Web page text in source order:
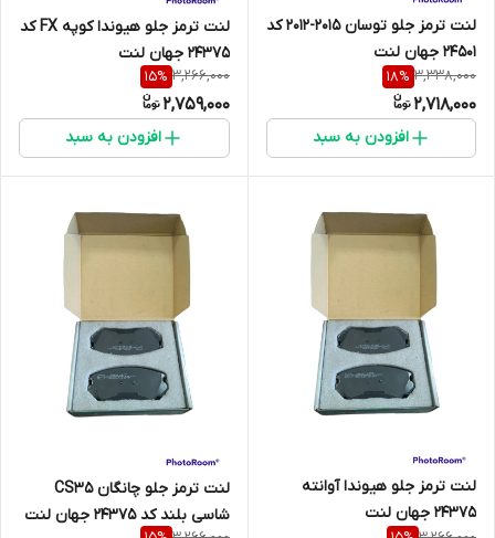
لنت ترمز جلو توسان 2015-2012 کد
24501 جهان لنت
3,338,000
18%
2,718,000
افزودن به سبد
لنت ترمز جلو هیوندا کوپه FX کد
24375 جهان لنت
3,266,000
15%
2,759,000
افزودن به سبد
لنت ترمز جلو هیوندا آوانته
24375 جهان لنت
لنت ترمز جلو چانگان CS35
شاسی بلند کد 24375 جهان لنت